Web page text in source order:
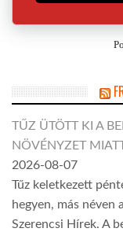
TŰZ ÜTÖTT KI A
NÖVÉNYZET
2026-08-07
Tűz keletkezett
hegyen, más néven
Szerencsi Hírek. A